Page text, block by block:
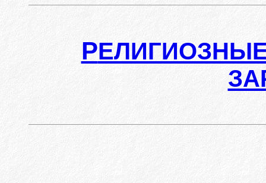
Р